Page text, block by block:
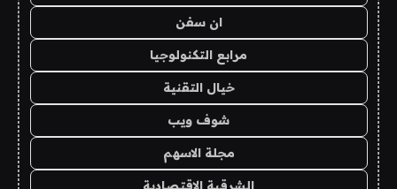
ان سفن
مرابع التكنولوجيا
خيال التقنية
شوف ويب
مجلة الاسهم
الشرقية الاقتصادية